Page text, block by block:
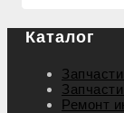
Каталог
Ремонт